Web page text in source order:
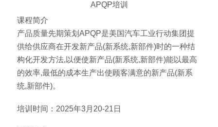
APQP培训
课程简介
产品质量先期策划APQP是美国汽车工业行动集团提
供给供应商在开发新产品(新系统,新部件)时的一种结
构化开发方法,以便使新产品(新系统,新部件)能以最高
的效率,最低的成本生产出使顾客满意的新产品(新系
统,新部件)。
培训时间：2025年3月20-21日